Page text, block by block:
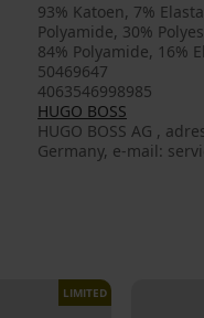
93% Katoen, 7%
Polyamide, 30%
84% Polyamide, 16%
50469647
4063546998985
HUGO BOSS
HUGO BOSS AG , adres: HOLY-ALLEE 3, 72555 METZINGEN,
Germany, e-mail:
LIMITED